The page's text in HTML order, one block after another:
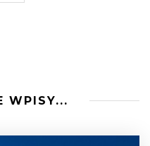
WPISY...